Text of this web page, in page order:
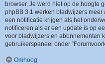
browser. Je werd niet op de hoogte
phpBB 3.1 werken bladwijzers
een notificatie krijgen als het
notificeren als er een update is op
voor bladwijzers en abonnementen
gebruikerspaneel onder
Omhoog